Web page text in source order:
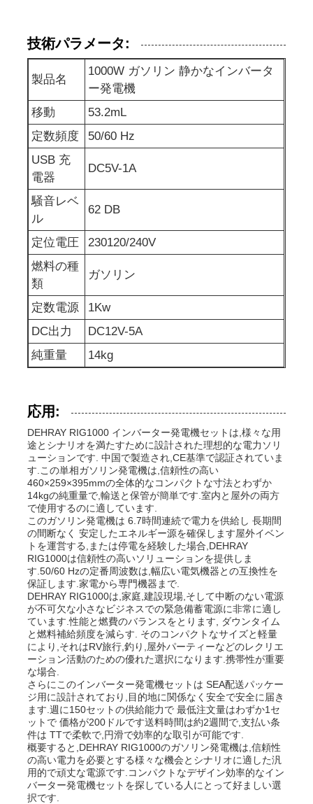
防音の発電機セット
家の使用発電機
おおいの発電機セット
低騒音発電機
発電機の維持
溶接発電機セット
発電機のディーゼル機関
排水水ポンプ
技術パラメータ:
製品名
1000W ガソリン 静かなインバータ
ー発電機
移動
53.2mL
定数頻度
50/60 Hz
USB 充
電器
DC5V-1A
騒音レベ
ル
62 DB
定位電圧
230120/240V
燃料の種
類
ガソリン
定数電源
1Kw
DC出力
DC12V-5A
純重量
14kg
応用:
DEHRAY RIG1000 インバーター発電機セットは,様々な用
途とシナリオを満たすために設計された理想的な電力ソリ
ューションです. 中国で製造され,CE基準で認証されていま
す.この単相ガソリン発電機は,信頼性の高い
460×259×395mmの全体的なコンパクトな寸法とわずか
14kgの純重量で,輸送と保管が簡単です.室内と屋外の両方
で使用するのに適しています.
このガソリン発電機は 6.7時間連続で電力を供給し 長期間
の間断なく 安定したエネルギー源を確保します屋外イベン
トを運営する,または停電を経験した場合,DEHRAY
RIG1000は信頼性の高いソリューションを提供しま
す.50/60 Hzの定番周波数は,幅広い電気機器との互換性を
保証します.家電から専門機器まで.
DEHRAY RIG1000は,家庭,建設現場,そして中断のない電源
が不可欠な小さなビジネスでの緊急備蓄電源に非常に適し
ています.性能と燃費のバランスをとります, ダウンタイム
と燃料補給頻度を減らす. そのコンパクトなサイズと軽量
により,それはRV旅行,釣り,屋外パーティーなどのレクリエ
ーション活動のための優れた選択になります.携帯性が重要
な場合.
さらにこのインバーター発電機セットは SEA配送パッケー
ジ用に設計されており,目的地に関係なく安全で安全に届き
ます.週に150セットの供給能力で 最低注文量はわずか1セ
ットで 価格が200ドルです送料時間は約2週間で,支払い条
件は TTで柔軟で,円滑で効率的な取引が可能です.
概要すると,DEHRAY RIG1000のガソリン発電機は,信頼性
の高い電力を必要とする様々な機会とシナリオに適した汎
用的で頑丈な電源です.コンパクトなデザイン効率的なイン
バーター発電機セットを探している人にとって好ましい選
択です.